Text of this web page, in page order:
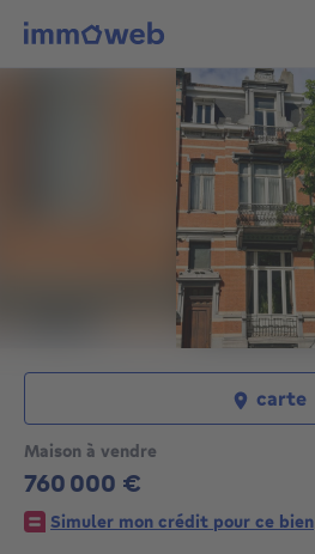
Maison à vendre
760 000 €
760000€
Simuler mon crédit pour ce bien
carte